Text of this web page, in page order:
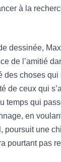
à la
dessinée,
de l’amitié
des choses
de ceux qui
temps qui
en
poursuit une
pourtant pas